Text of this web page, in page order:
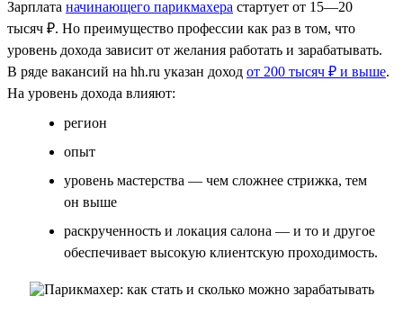
Зарплата начинающего парикмахера стартует от 15­­—20
тысяч ₽. Но преимущество профессии как раз в том, что
уровень дохода зависит от желания работать и зарабатывать.
В ряде вакансий на hh.ru указан доход от 200 тысяч ₽ и выше.
На уровень дохода влияют:
регион
опыт
уровень мастерства — чем сложнее стрижка, тем
он выше
раскрученность и локация салона — и то и другое
обеспечивает высокую клиентскую проходимость.